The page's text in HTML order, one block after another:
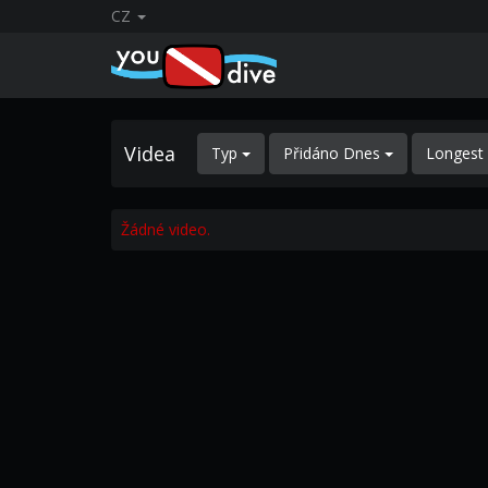
CZ
Videa Typ Přidáno Dnes Longest
Žádné video.